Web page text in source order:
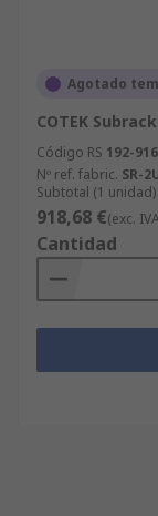
Agotado
COTEK
Código RS 192-
Nº ref. fabric. SR-
Subtotal (1 unidad)
918,68 €(exc.
Cantidad